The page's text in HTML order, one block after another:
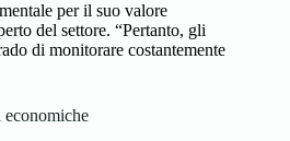
per il suo valore
del settore. “Pertanto, gli
di monitorare costantemente
economiche